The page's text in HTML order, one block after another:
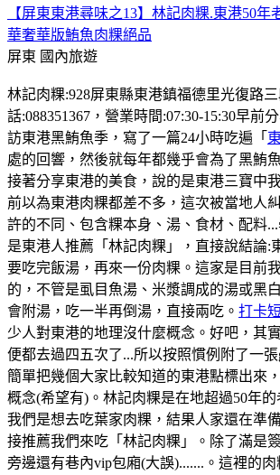
【屏東東港尋味之13】林記肉粿.東港50年
華奢華版鮪魚肉粿絕品
屏東 國內旅遊
林記肉粿:928屏東縣東港鎮福德里光復路
話:088351367，營業時間:07:30-15:30早前
訪東港黑鮪魚季，寫了一篇24小時吃遍「
處的回響，然後就每年都幾乎會為了黑鮪
接著分享東港的美食，說的是東港三寶中
前以為東港肉粿都差不多，這次被當地人
許的不同、包含粿本身、湯、食材、配料
是東港人推薦「林記肉粿」，直接說結論:
要吃完飯湯，再來一份肉粿。這家是目前
的，不管是虱目魚湯、米漿調成的湯或黑
會附湯，吃一半再倒湯，直接兩吃。 打卡
少人對東港的地理沒什麼概念。好吧，其
便都去過四五次了...所以按照慣例附了一張
簡單把幾個大家比較知道的東港點標出來
概念(希望有)。林記肉粿是在地超過50年
我們是想去吃葉家肉粿，結果人家還在準
接推薦我們來吃「林記肉粿」。除了滿是
旁邊還有巷內vip包廂(大誤).......。這裡的